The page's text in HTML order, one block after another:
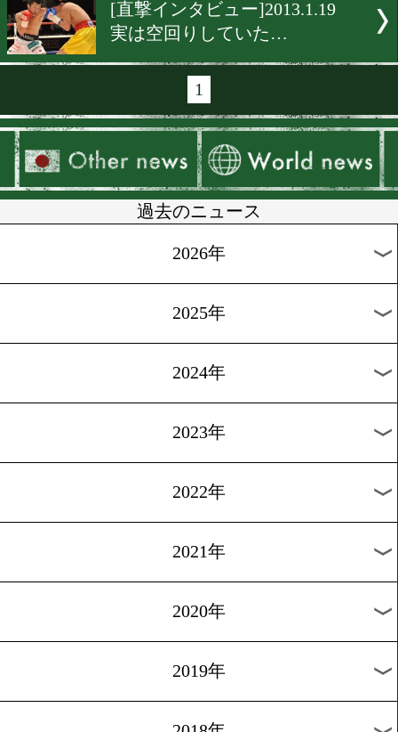
[直撃インタビュー]2013.2.7
気持ちで乗り切る!!
[ミニインタビュー]2013.2.5
安藤麻里復帰戦に向けて
[直撃インタビュー
僕の試合にハズレ無し!!
[直撃インタビュー
勝つ自信は1万パーセント!!
[直撃インタビュー
実は空回りしていた…
1
過去のニュース